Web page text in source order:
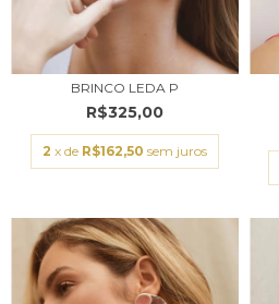
BRINCO LEDA P
R$325,00
2 x de R$162,50 sem juros